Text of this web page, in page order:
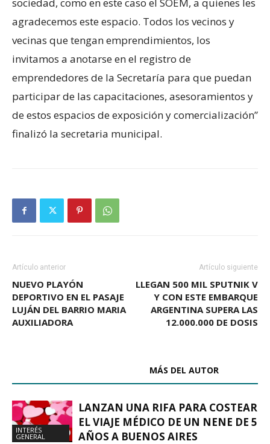
agradecemos este espacio. Todos los vecinos y
vecinas que tengan emprendimientos, los
invitamos a anotarse en el registro de
emprendedores de la Secretaría para que puedan
participar de las capacitaciones, asesoramientos y
de estos espacios de exposición y comercialización”
finalizó la secretaria municipal.
Artículo anterior
NUEVO PLAYÓN
DEPORTIVO EN EL PASAJE
LUJÁN DEL BARRIO MARIA
AUXILIADORA
Artículo siguiente
LLEGAN 500 MIL SPUTNIK V
Y CON ESTE EMBARQUE
ARGENTINA SUPERA LAS
12.000.000 DE DOSIS
MÁS DEL AUTOR
INTERÉS
GENERAL
LANZAN UNA RIFA PARA COSTEAR
EL VIAJE MÉDICO DE UN NENE DE 5
AÑOS A BUENOS AIRES